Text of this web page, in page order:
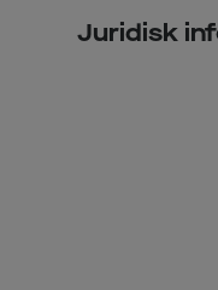
Kontaktlinser
Juridisk